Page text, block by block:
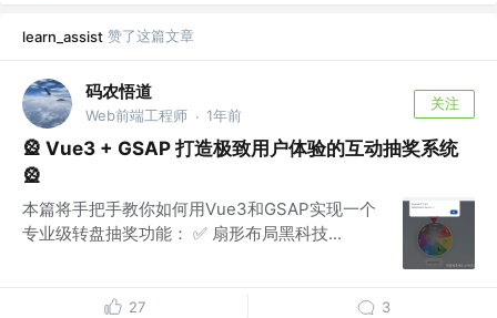
learn_assist 赞了这篇文章
码农悟道
Web前端工程师 · 1年前
关注
🎡 Vue3 + GSAP 打造极致用户体验的互动抽奖系统
🎡
本篇将手把手教你如何用Vue3和GSAP实现一个
专业级转盘抽奖功能： ✅ 扇形布局黑科技...
27 3